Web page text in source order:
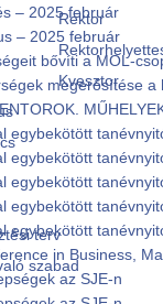
Rektor
Kvesztor
terv
szabad
– 2025 február
– 2025 február
bővíti a MOL-
megerősítése
egybekötött
egybekötött
egybekötött
egybekötött
egybekötött
in Business,
az SJE-n